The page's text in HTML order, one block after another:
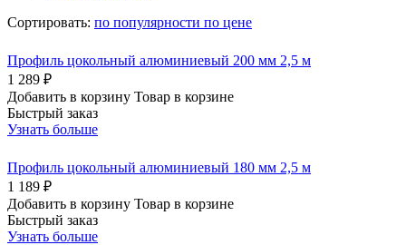
Сортировать: по популярности по цене
Профиль цокольный алюминиевый 200 мм 2,5 м
1 289 ₽
Добавить в корзину Товар в корзине
Быстрый заказ
Узнать больше
Профиль цокольный алюминиевый 180 мм 2,5 м
1 189 ₽
Добавить в корзину Товар в корзине
Быстрый заказ
Узнать больше